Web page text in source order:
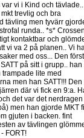
var vi i Kind och tävlade..
mkt trevlig och bra
tävling men tyvärr
runda.. *s*
kontaktbar och
vi va 2 på planen.. Vi
med oss... Den
på sitt i grupp.. han
lite med
men han SATT!!! Den
där vi fick en 9:a.
det var det nerdragen
men han gjorde MKT
gjuten i backen. fint
av tävlingen
FORT!